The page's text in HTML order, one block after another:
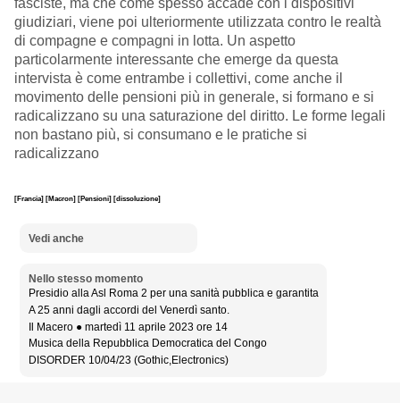
fasciste, ma che come spesso accade con i dispositivi
giudiziari, viene poi ulteriormente utilizzata contro le realtà
di compagne e compagni in lotta. Un aspetto
particolarmente interessante che emerge da questa
intervista è come entrambe i collettivi, come anche il
movimento delle pensioni più in generale, si formano e si
radicalizzano su una saturazione del diritto. Le forme legali
non bastano più, si consumano e le pratiche si
radicalizzano
[Francia] [Macron] [Pensioni] [dissoluzione]
Vedi anche
Nello stesso momento
Presidio alla Asl Roma 2 per una sanità pubblica e garantita
A 25 anni dagli accordi del Venerdì santo.
Il Macero ● martedì 11 aprile 2023 ore 14
Musica della Repubblica Democratica del Congo
DISORDER 10/04/23 (Gothic,Electronics)